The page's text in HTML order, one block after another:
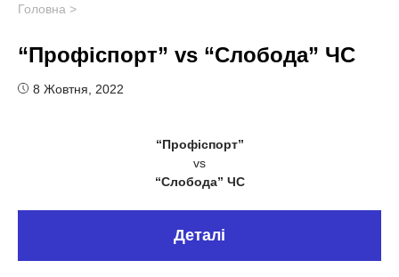
Головна >
“Профіспорт” vs “Слобода” ЧС
8 Жовтня, 2022
“Профіспорт”
vs
“Слобода” ЧС
Деталі